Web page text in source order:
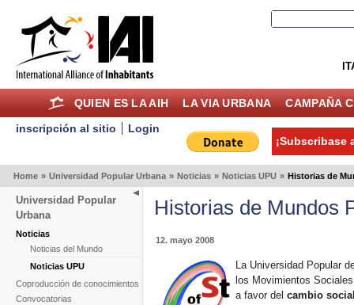
QUIEN ES LA AIH LA VIA URBANA CAMPAÑA
inscripción al sitio
Login
¡Subscribase
Home » Universidad Popular Urbana » Noticias » Noticias UPU » Historias de
Universidad Popular
Urbana
Noticias
Noticias del Mundo
Noticias UPU
Coproducción de conocimientos
Convocatorias
Historias de Mundos
12. mayo 2008
La Universidad Popular
los Movimientos
a favor del cambio